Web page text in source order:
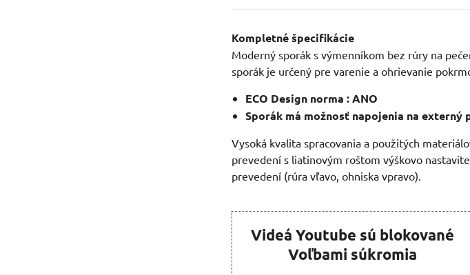
Kompletné špecifikácie
Moderný sporák s výmenníkom bez rúry na
sporák je určený pre varenie a ohrievanie
ECO Design norma : ANO
Sporák má možnosť napojenia na externý
Vysoká kvalita spracovania a použitých
prevedení s liatinovým roštom výškovo
prevedení (rúra vľavo, ohniska vpravo).
Videá Youtube sú blokované
Voľbami súkromia